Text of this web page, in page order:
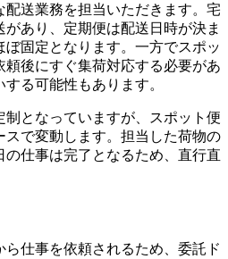
送業務を担当いただきます。宅
あり、定期便は配送日時が決ま
ぼ固定となります。一方でスポッ
頼後にすぐ集荷対応する必要があ
る可能性もあります。
となっていますが、スポット便
で変動します。担当した荷物の
仕事は完了となるため、直行直
仕事を依頼されるため、委託ド